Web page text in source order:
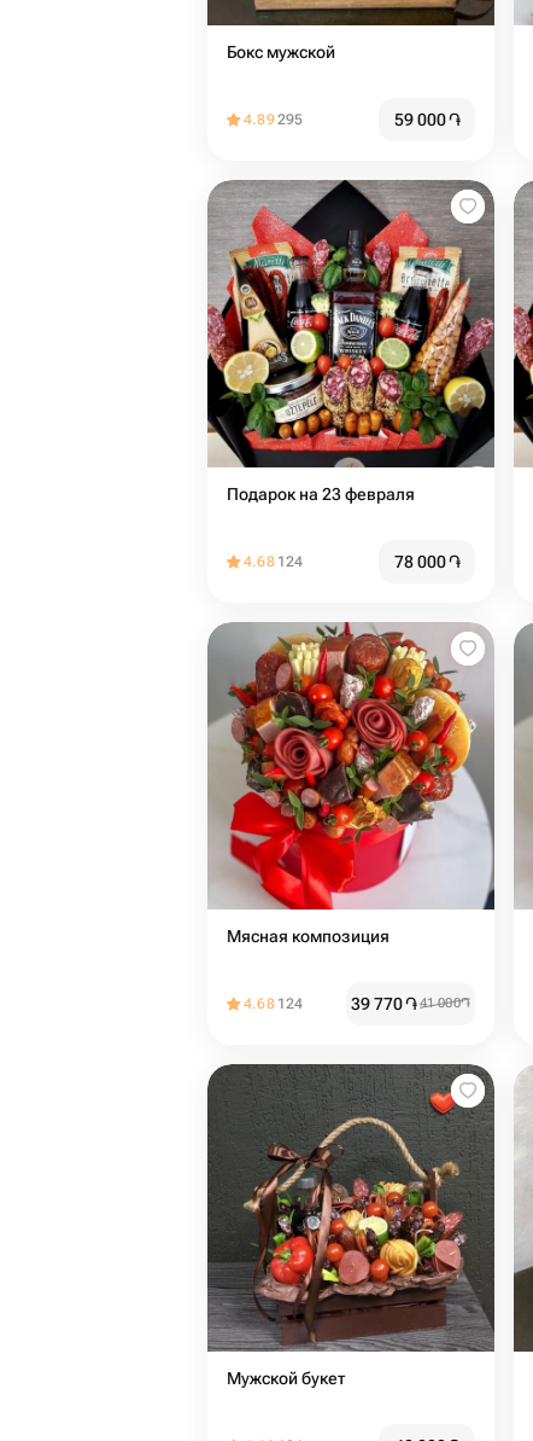
Бокс мужской
4.89295 59 000֏
Подарок на 23 февраля
4.68 124 78 000֏
Мясная композиция
4.68 124 39 770֏41 000֏
Мужской букет